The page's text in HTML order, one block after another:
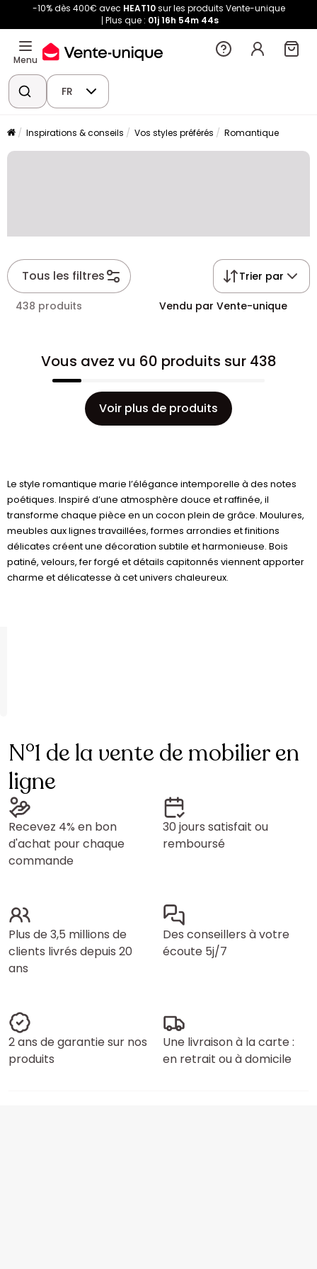
-10% dès 400€ avec HEAT10sur les produits Vente-unique
Plus que : 01j16h 54m 43s
Menu
FR
Inspirations & conseils Vos styles préférés Romantique
Tous les filtres Trier par
438 produits Vendu par Vente-unique
Vous avez vu 60 produits sur 438
Voir plus de produits
Le style romantique marie l’élégance intemporelle à des notes
poétiques. Inspiré d’une atmosphère douce et raffinée, il
transforme chaque pièce en un cocon plein de grâce. Moulures,
meubles aux lignes travaillées, formes arrondies et finitions
délicates créent une décoration subtile et harmonieuse. Bois
patiné, velours, fer forgé et détails capitonnés viennent apporter
charme et délicatesse à cet univers chaleureux.
N°1 de la vente de mobilier en
ligne
Recevez 4% en bon
d'achat pour chaque
commande
30 jours satisfait ou
remboursé
Plus de 3,5 millions de
clients livrés depuis 20
ans
Des conseillers à votre
écoute 5j/7
2 ans de garantie sur nos
produits
Une livraison à la carte :
en retrait ou à domicile